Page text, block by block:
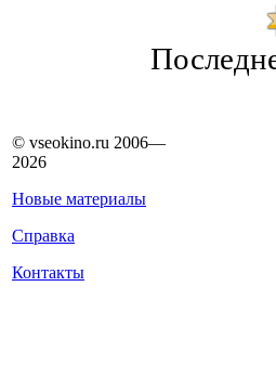
© vseokino.ru 2006—
2026
Новые материалы
Справка
Контакты